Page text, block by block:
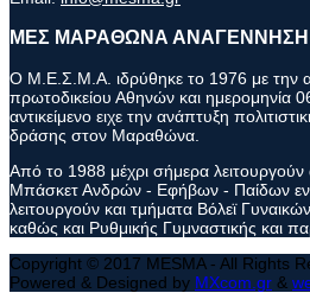
ΜΕΣ ΜΑΡΑΘΩΝΑ ΑΝΑΓΕΝΝΗΣΗ
Ο Μ.Ε.Σ.Μ.Α. ιδρύθηκε το 1976 με την
πρωτοδικείου Αθηνών και ημερομηνία
αντικείμενο ειχε την ανάπτυξη
δράσης στον Μαραθώνα.
Από το 1988 μέχρι σήμερα λειτουργούν
Μπάσκετ Ανδρών - Εφήβων - Παίδων
λειτουργούν και τμήματα Βόλεϊ
καθώς και Ρυθμικής Γυμναστικής και
Copyright © 2017 MESMA - All Rights
Powered & Designed by MXcom.gr &